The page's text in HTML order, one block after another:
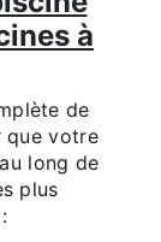
à
de
que votre
long de
plus